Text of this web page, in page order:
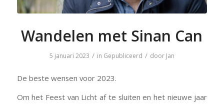
Wandelen met Sinan Can
5 januari 2023 / in Gepubliceerd / door Jan
De beste wensen voor 2023.
Om het Feest van Licht af te sluiten en het nieuwe jaar